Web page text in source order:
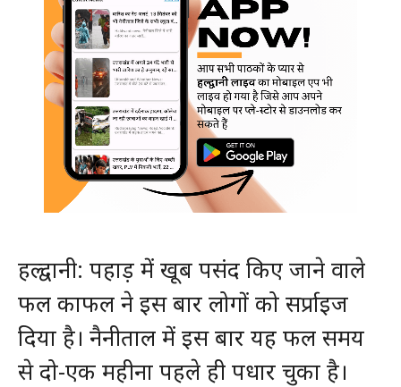
हल्द्वानी: पहाड़ में खूब पसंद किए जाने वाले
फल काफल ने इस बार लोगों को सर्प्राइज
दिया है। नैनीताल में इस बार यह फल समय
से दो-एक महीना पहले ही पधार चुका है।